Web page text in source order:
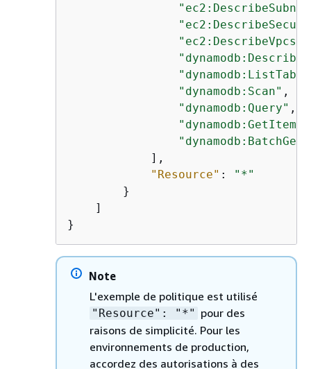
"ec2:DescribeVpcs"
"dynamodb:Scan" ,
"dynamodb:Query" ,
"dynamodb:GetItem"
            ],
"Resource" :
"*"
        }
    ]
}
Note
L'exemple de politique est utilisé
"Resource": "*" pour des
raisons de simplicité. Pour les
environnements de production,
accordez des autorisations à des